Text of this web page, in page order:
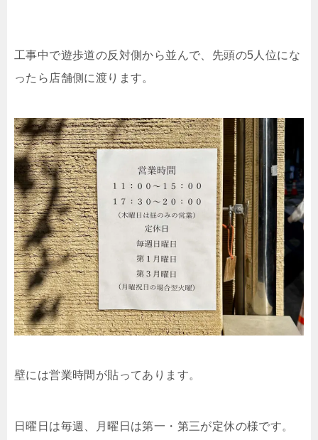
工事中で遊歩道の反対側から並んで、先頭の5人位にな
ったら店舗側に渡ります。
壁には営業時間が貼ってあります。
日曜日は毎週、月曜日は第一・第三が定休の様です。